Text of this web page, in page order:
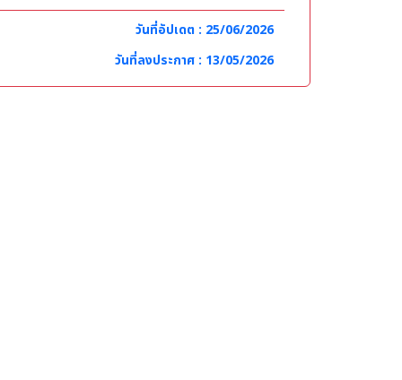
วันที่อัปเดต : 25/06/2026
วันที่ลงประกาศ : 13/05/2026